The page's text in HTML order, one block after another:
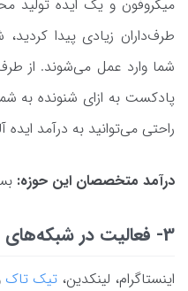
میکروفون و یک ایده تولید
طرف‌داران زیادی پیدا
شما وارد عمل می‌شوند. از
پادکست به ازای شنونده به
راحتی می‌توانید به درآمد ایده
درآمد متخصصان این حوزه:
3- فعالیت در شبکه‌های اجتماعی
اینستاگرام، ‌لینکدین،تیک تاک